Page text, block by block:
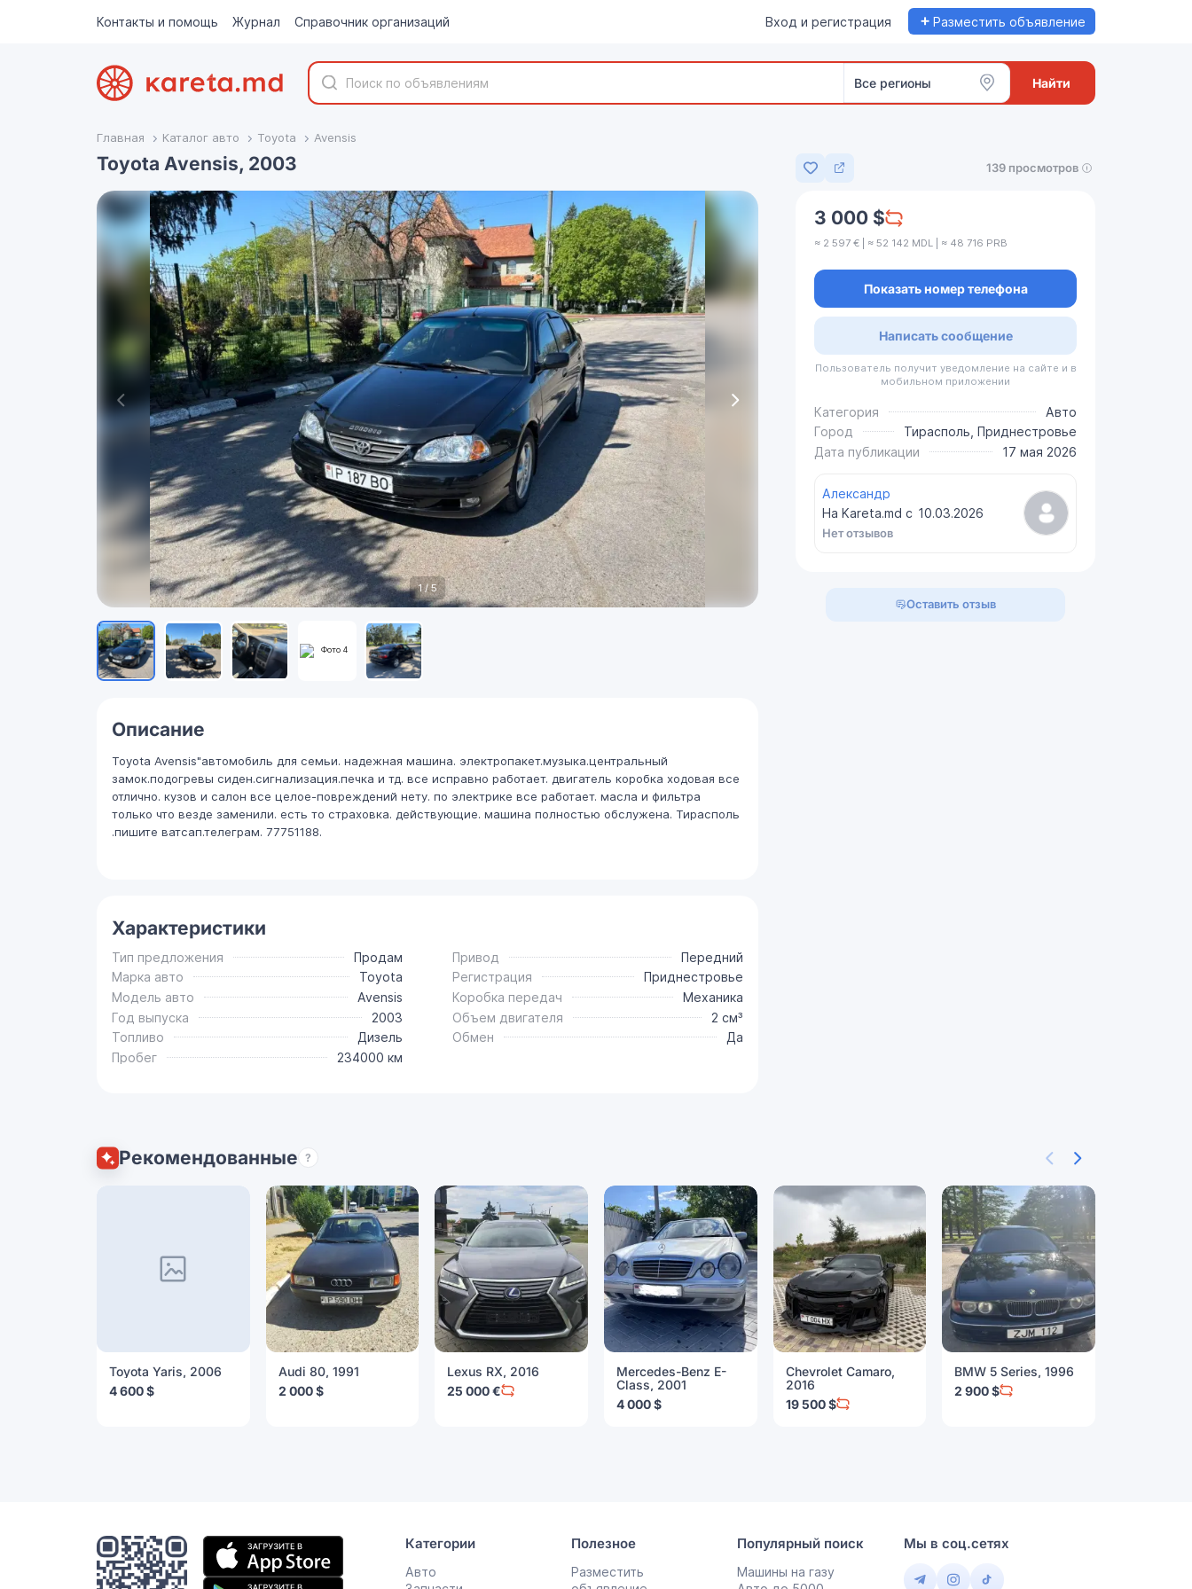
Контакты и помощь Журнал Справочник организаций Вход и регистрация + Разместить объявление
Все регионы Найти
Главная Каталог авто Toyota Avensis
Toyota Avensis, 2003
Добавить в избранное
139 просмотров
1/5
Описание
Toyota Avensis"автомобиль для семьи. надежная машина. электропакет.музыка.центральный
замок.подогревы сиден.сигнализация.печка и тд. все исправно работает. двигатель коробка ходовая все
отлично. кузов и салон все целое-повреждений нету. по электрике все работает. масла и фильтра
только что везде заменили. есть то страховка. действующие. машина полностью обслужена. Тирасполь
.пишите ватсап.телеграм. 77751188.
Характеристики
Тип предложения
Продам
Марка авто
Toyota
Модель авто
Avensis
Год выпуска
2003
Топливо
Дизель
Пробег
234000 км
Привод
Передний
Регистрация
Приднестровье
Коробка передач
Механика
Объем двигателя
2 см³
Обмен
Да
3 000 $
≈ 2 597 € | ≈ 52 142 MDL | ≈ 48 716 PRB
Показать номер телефона
Написать сообщение
Пользователь получит уведомление на сайте и в
мобильном приложении
Категория
Авто
Город
Тирасполь, Приднестровье
Дата публикации
17 мая 2026
Александр
На Kareta.md с 10.03.2026
Нет отзывов
Оставить отзыв
Рекомендованные ?
Toyota Yaris, 2006
4 600 $
Audi 80, 1991
2 000 $
Lexus RX, 2016
25 000 €
Mercedes-Benz E-
Class, 2001
4 000 $
Chevrolet Camaro,
2016
19 500 $
BMW 5 Series, 1996
2 900 $
Мобильное
приложение
Категории
Авто
Полезное
Разместить
Популярный поиск
Машины на газу
Мы в соц.сетях